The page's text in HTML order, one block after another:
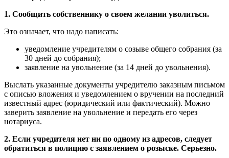
1. Сообщить собственнику о своем желании уволиться.
Это означает, что надо написать:
уведомление учредителям о созыве общего собрания (за
30 дней до собрания);
заявление на увольнение (за 14 дней до увольнения).
Выслать указанные документы учредителю заказным письмом
с описью вложения и уведомлением о вручении на последний
известный адрес (юридический или фактический). Можно
заверить заявление на увольнение и передать его через
нотариуса.
2. Если учредителя нет ни по одному из адресов, следует
обратиться в полицию с заявлением о розыске. Серьезно.